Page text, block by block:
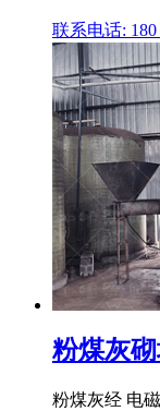
联系电话: 180
粉煤灰
粉煤灰经 电